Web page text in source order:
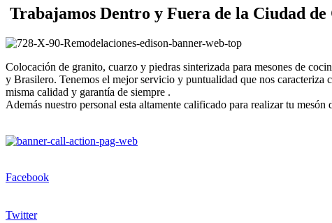
Trabajamos Dentro y Fuera de la Ciudad
Colocación de granito, cuarzo y piedras sinterizada para mesones de
y Brasilero. Tenemos el mejor servicio y puntualidad que nos caracteriza
misma calidad y garantía de siempre .
Además nuestro personal esta altamente calificado para realizar tu mesón
Facebook
Twitter